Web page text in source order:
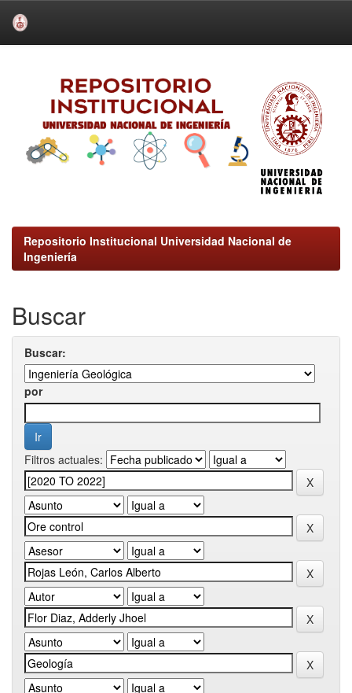
Repositorio Institucional Universidad Nacional de
Ingeniería
Buscar
Buscar:
por
Filtros actuales: